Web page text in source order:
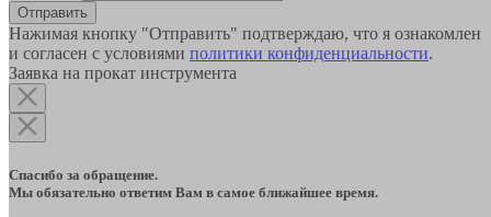
Отправить
Нажимая кнопку "Отправить" подтверждаю, что я ознакомлен
и согласен с условиями политики конфиденциальности.
Заявка на прокат инструмента
Спасибо за обращение.
Мы обязательно ответим Вам в самое ближайшее время.